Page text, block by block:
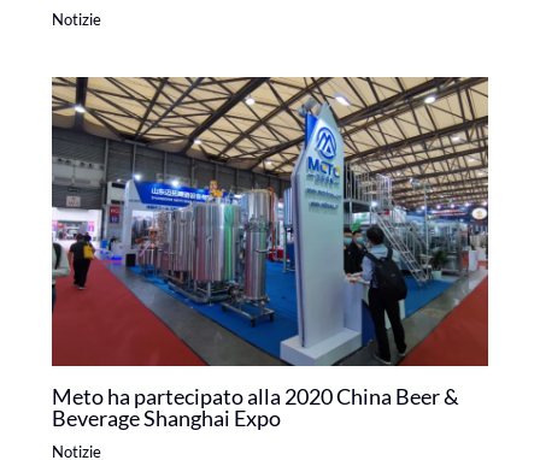
Notizie
Meto ha partecipato alla 2020 China Beer &
Beverage Shanghai Expo
Notizie